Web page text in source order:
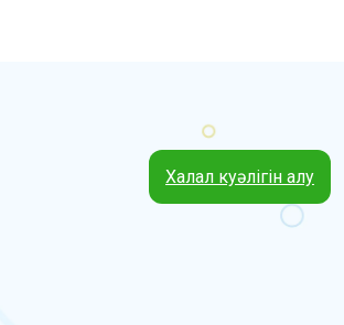
Халал куәлігін алу